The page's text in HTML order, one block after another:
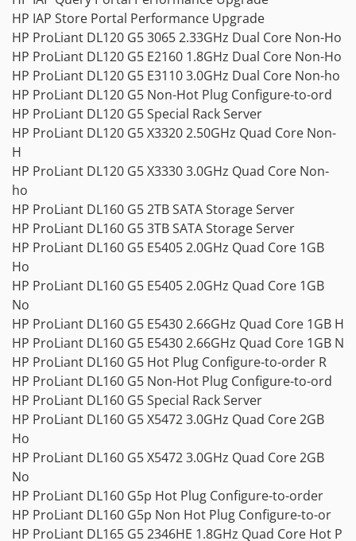
HP IAP Store Portal Performance Upgrade
HP ProLiant DL120 G5 3065 2.33GHz Dual Core Non-Ho
HP ProLiant DL120 G5 E2160 1.8GHz Dual Core Non-Ho
HP ProLiant DL120 G5 E3110 3.0GHz Dual Core Non-ho
HP ProLiant DL120 G5 Non-Hot Plug Configure-to-ord
HP ProLiant DL120 G5 Special Rack Server
HP ProLiant DL120 G5 X3320 2.50GHz Quad Core Non-
H
HP ProLiant DL120 G5 X3330 3.0GHz Quad Core Non-
ho
HP ProLiant DL160 G5 2TB SATA Storage Server
HP ProLiant DL160 G5 3TB SATA Storage Server
HP ProLiant DL160 G5 E5405 2.0GHz Quad Core 1GB
Ho
HP ProLiant DL160 G5 E5405 2.0GHz Quad Core 1GB
No
HP ProLiant DL160 G5 E5430 2.66GHz Quad Core 1GB H
HP ProLiant DL160 G5 E5430 2.66GHz Quad Core 1GB N
HP ProLiant DL160 G5 Hot Plug Configure-to-order R
HP ProLiant DL160 G5 Non-Hot Plug Configure-to-ord
HP ProLiant DL160 G5 Special Rack Server
HP ProLiant DL160 G5 X5472 3.0GHz Quad Core 2GB
Ho
HP ProLiant DL160 G5 X5472 3.0GHz Quad Core 2GB
No
HP ProLiant DL160 G5p Hot Plug Configure-to-order
HP ProLiant DL160 G5p Non Hot Plug Configure-to-or
HP ProLiant DL165 G5 2346HE 1.8GHz Quad Core Hot P